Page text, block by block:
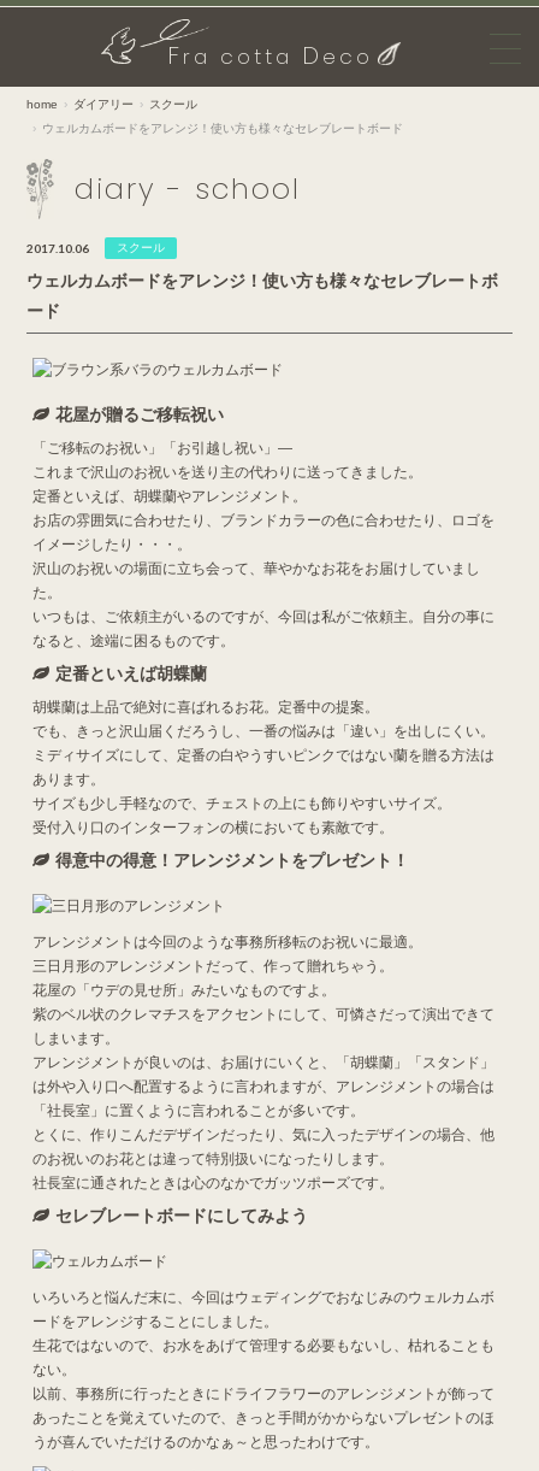
Fra cotta D eco
home ダイアリー
スクール
ウェルカムボードをアレンジ！使い方も様々なセレブレートボード
diary - school
2017.10.06 スクール
ウェルカムボードをアレンジ！使い方も様々なセレブレートボ
ード
花屋が贈るご移転祝い
「ご移転のお祝い」「お引越し祝い」―
これまで沢山のお祝いを送り主の代わりに送ってきました。
定番といえば、胡蝶蘭やアレンジメント。
お店の雰囲気に合わせたり、ブランドカラーの色に合わせたり、ロゴを
イメージしたり・・・。
沢山のお祝いの場面に立ち会って、華やかなお花をお届けしていまし
た。
いつもは、ご依頼主がいるのですが、今回は私がご依頼主。自分の事に
なると、途端に困るものです。
定番といえば胡蝶蘭
胡蝶蘭は上品で絶対に喜ばれるお花。定番中の提案。
でも、きっと沢山届くだろうし、一番の悩みは「違い」を出しにくい。
ミディサイズにして、定番の白やうすいピンクではない蘭を贈る方法は
あります。
サイズも少し手軽なので、チェストの上にも飾りやすいサイズ。
受付入り口のインターフォンの横においても素敵です。
得意中の得意！アレンジメントをプレゼント！
アレンジメントは今回のような事務所移転のお祝いに最適。
三日月形のアレンジメントだって、作って贈れちゃう。
花屋の「ウデの見せ所」みたいなものですよ。
紫のベル状のクレマチスをアクセントにして、可憐さだって演出できて
しまいます。
アレンジメントが良いのは、お届けにいくと、「胡蝶蘭」「スタンド」
は外や入り口へ配置するように言われますが、アレンジメントの場合は
「社長室」に置くように言われることが多いです。
とくに、作りこんだデザインだったり、気に入ったデザインの場合、他
のお祝いのお花とは違って特別扱いになったりします。
社長室に通されたときは心のなかでガッツポーズです。
セレブレートボードにしてみよう
いろいろと悩んだ末に、今回はウェディングでおなじみのウェルカムボ
ードをアレンジすることにしました。
生花ではないので、お水をあげて管理する必要もないし、枯れることも
ない。
以前、事務所に行ったときにドライフラワーのアレンジメントが飾って
あったことを覚えていたので、きっと手間がかからないプレゼントのほ
うが喜んでいただけるのかなぁ～と思ったわけです。